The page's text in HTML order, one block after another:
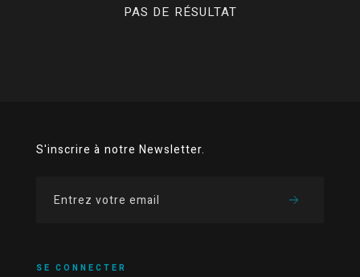
PAS DE RÉSULTAT
S'inscrire à notre Newsletter.
SE CONNECTER